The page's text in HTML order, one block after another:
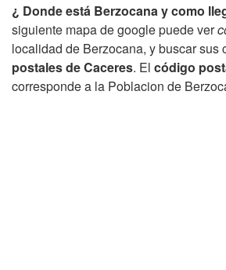
¿ Donde está Berzocana y como
siguiente mapa de google puede ver
localidad de Berzocana, y buscar sus
postales de Caceres. El código
corresponde a la Poblacion de